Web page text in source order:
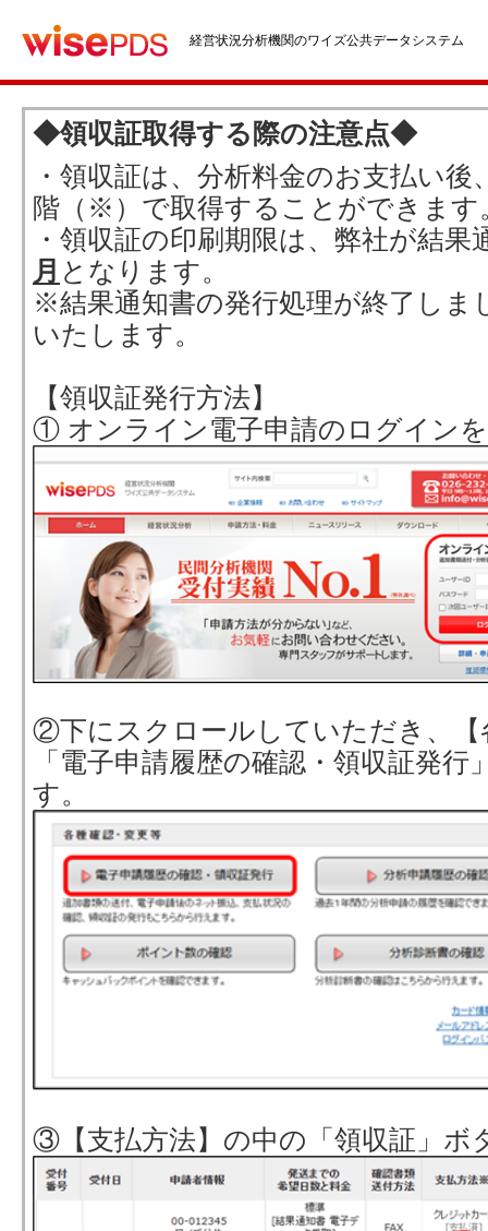
経営状況分析機関のワイズ公共データシステム
◆領収証取得する際の注意点◆
・領収証は、分析料金のお支払い
階（※）で取得することができます
・領収証の印刷期限は、弊社が結
月 となります。
※結果通知書の発行処理が終了しま
いたします。
【領収証発行方法】
① オンライン電子申請のログイン
②下にスクロールしていただき、【
「電子申請履歴の確認・領収証発
す。
③【支払方法】の中の「領収証」